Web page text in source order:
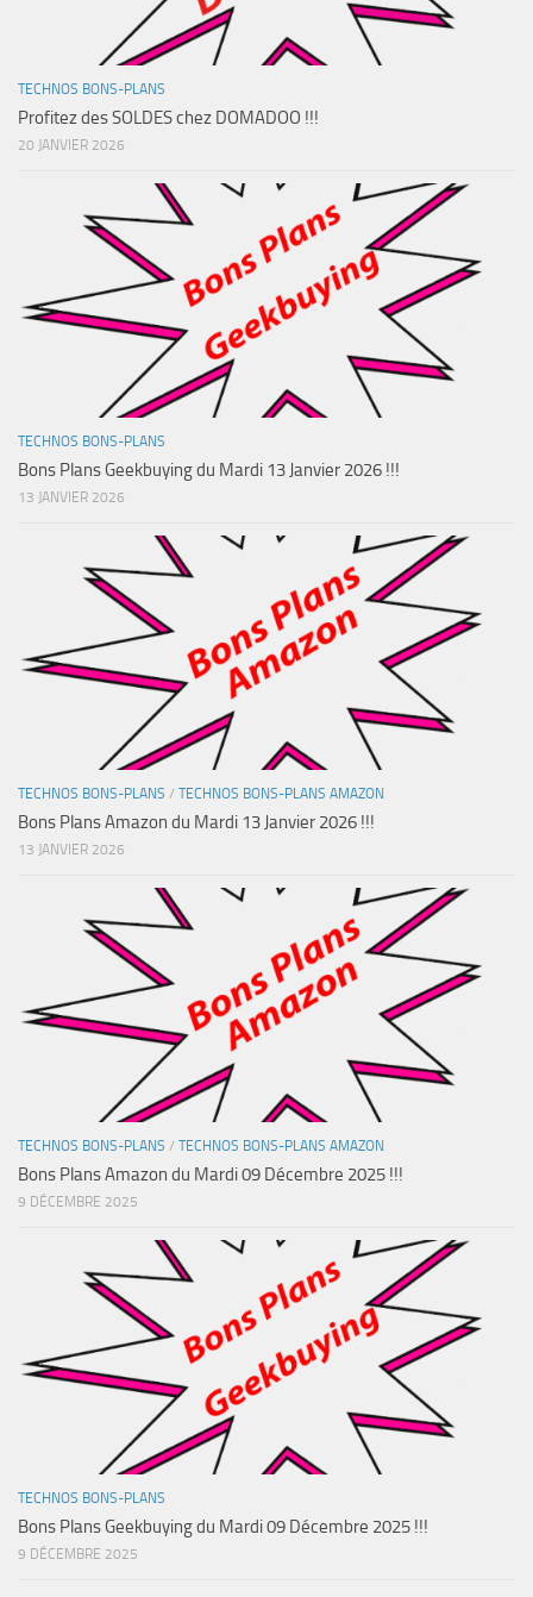
TECHNOS BONS-PLANS
Profitez des SOLDES chez DOMADOO !!!
20 JANVIER 2026
TECHNOS BONS-PLANS
Bons Plans Geekbuying du Mardi 13 Janvier 2026 !!!
13 JANVIER 2026
TECHNOS BONS-PLANS / TECHNOS BONS-PLANS AMAZON
Bons Plans Amazon du Mardi 13 Janvier 2026 !!!
13 JANVIER 2026
TECHNOS BONS-PLANS / TECHNOS BONS-PLANS AMAZON
Bons Plans Amazon du Mardi 09 Décembre 2025 !!!
9 DÉCEMBRE 2025
TECHNOS BONS-PLANS
Bons Plans Geekbuying du Mardi 09 Décembre 2025 !!!
9 DÉCEMBRE 2025